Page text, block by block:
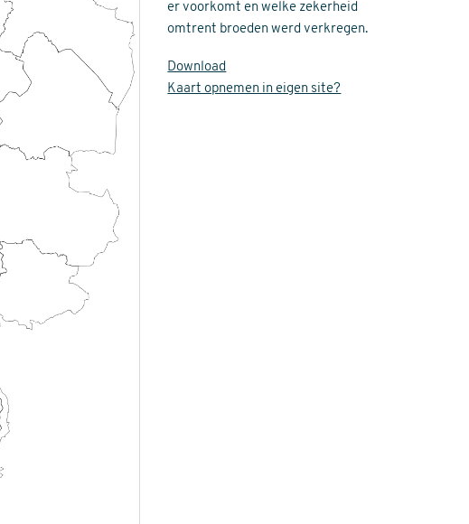
er voorkomt en welke zekerheid
omtrent broeden werd verkregen.
Download
Kaart opnemen in eigen site?